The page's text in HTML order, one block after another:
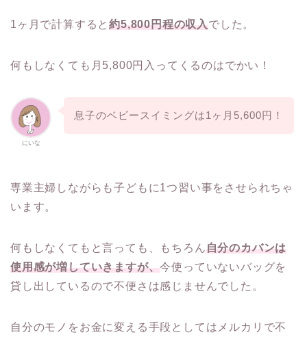
1ヶ月で計算すると約5,800円程の収入でした。
何もしなくても月5,800円入ってくるのはでかい！
にいな
息子のベビースイミングは1ヶ月5,600円！
専業主婦しながらも子どもに1つ習い事をさせられちゃ
います。
何もしなくてもと言っても、もちろん自分のカバンは
使用感が増していきますが、今使っていないバッグを
貸し出しているので不便さは感じませんでした。
自分のモノをお金に変える手段としてはメルカリで不